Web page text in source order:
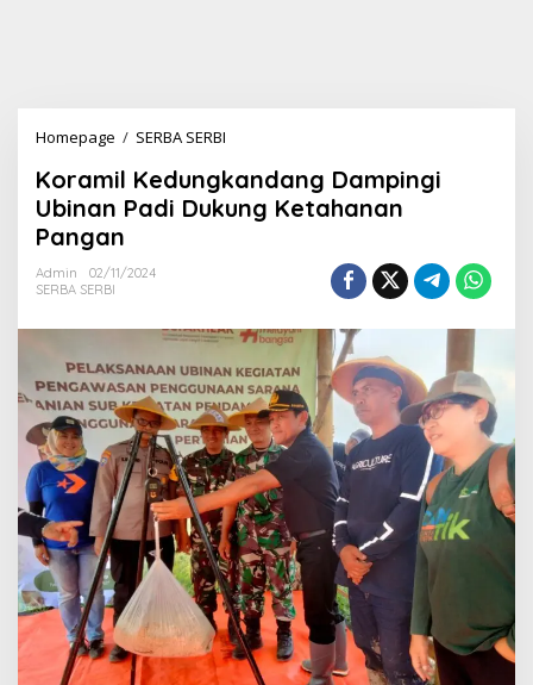
Homepage / SERBA SERBI
r
a
m
d
n
g
k
a
n
d
a
n
g
D
a
m
p
i
n
Koramil Kedungkandang Dampingi
Ubinan Padi Dukung Ketahanan
Pangan
Admin
02/11/2024
SERBA SERBI